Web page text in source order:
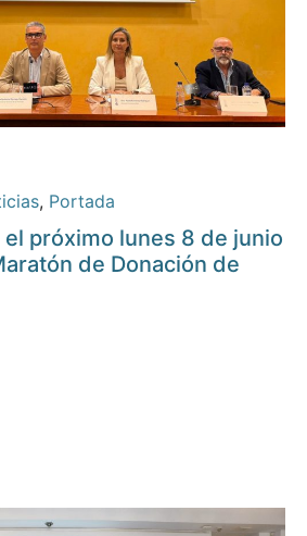
, Portada
el próximo lunes 8 de junio
de Donación de